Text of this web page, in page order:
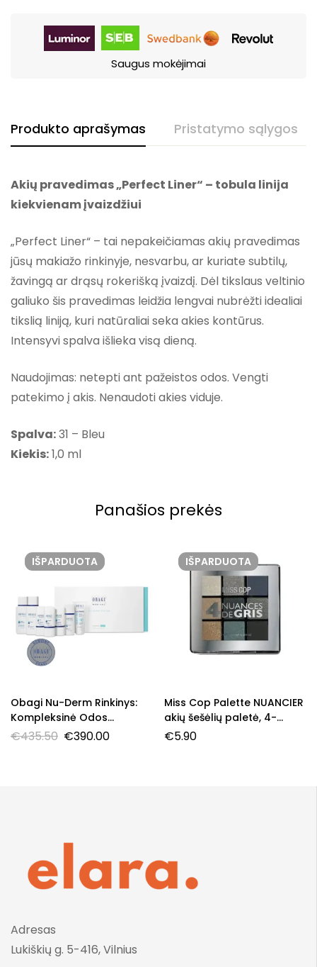
Saugus mokėjimai
Produkto aprašymas Pristatymo sąlygos
Akių pravedimas „Perfect Liner“ – tobula linija
kiekvienam įvaizdžiui
„Perfect Liner“ – tai nepakeičiamas akių pravedimas
jūsų makiažo rinkinyje, nesvarbu, ar kuriate subtilų,
žavingą ar drąsų rokerišką įvaizdį. Dėl tikslaus veltinio
galiuko šis pravedimas leidžia lengvai nubrėžti idealiai
tikslią liniją, kuri natūraliai seka akies kontūrus.
Intensyvi spalva išlieka visą dieną.
Naudojimas: netepti ant pažeistos odos. Vengti
patekimo į akis. Nenaudoti akies viduje.
Spalva:31 – Bleu
Kiekis:1,0 ml
Panašios prekės
IŠPARDUOTA
Obagi Nu-Derm Rinkinys:
Kompleksinė Odos
Šviesinimo Sistema Sausai
€435.50 €390.00
IŠPARDUOTA
Miss Cop Palette NUANCIER
akių šešėlių paletė, 4-
Nuances de Gris, 7,2 g.
€5.90
Adresas
Lukiškių g. 5-416, Vilnius